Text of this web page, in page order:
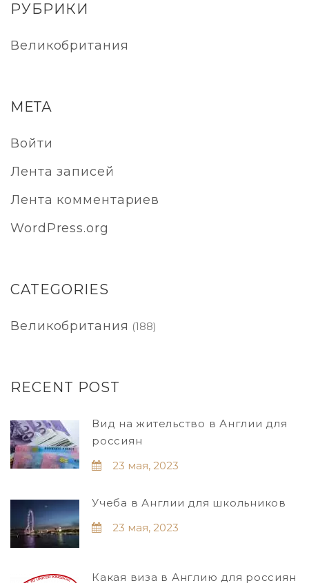
РУБРИКИ
Великобритания
МЕТА
Войти
Лента записей
Лента комментариев
WordPress.org
CATEGORIES
Великобритания (188)
RECENT POST
Вид на жительство в Англии для
россиян
23 мая, 2023
Учеба в Англии для школьников
23 мая, 2023
Какая виза в Англию для россиян